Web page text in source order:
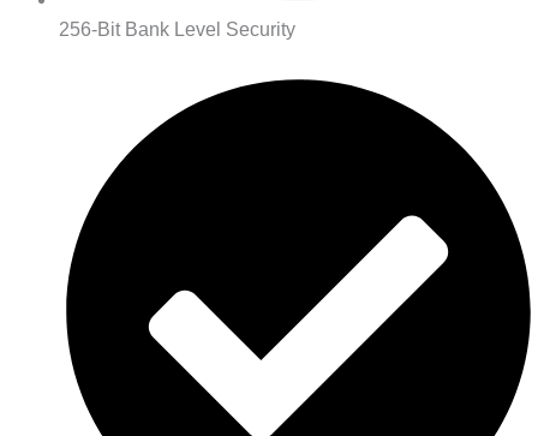
256-Bit Bank Level Security